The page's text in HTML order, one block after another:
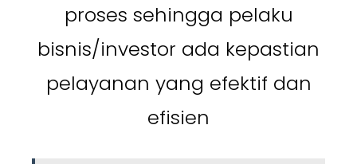
proses sehingga pelaku
bisnis/investor ada kepastian
pelayanan yang efektif dan
efisien